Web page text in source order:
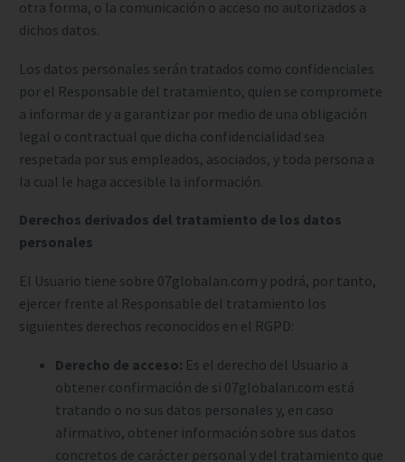
otra forma, o la comunicación o acceso no autorizados a
dichos datos.
Los datos personales serán tratados como confidenciales
por el Responsable del tratamiento, quien se compromete
a informar de y a garantizar por medio de una obligación
legal o contractual que dicha confidencialidad sea
respetada por sus empleados, asociados, y toda persona a
la cual le haga accesible la información.
Derechos derivados del tratamiento de los datos
personales
El Usuario tiene sobre 07globalan.com y podrá, por tanto,
ejercer frente al Responsable del tratamiento los
siguientes derechos reconocidos en el RGPD:
Derecho de acceso: Es el derecho del Usuario a
obtener confirmación de si 07globalan.com está
tratando o no sus datos personales y, en caso
afirmativo, obtener información sobre sus datos
concretos de carácter personal y del tratamiento que